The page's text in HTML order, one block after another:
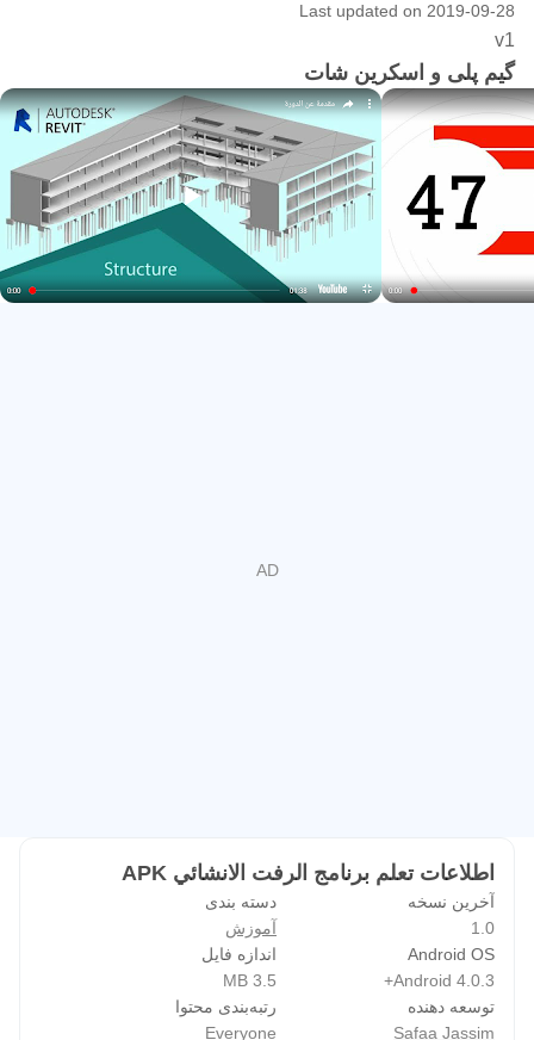
Last updated on 2019-09-28
v1
گیم پلی و اسکرین شات
اطلاعات تعلم برنامج الرفت الانشائي APK
آخرین نسخه
1.0
دسته بندی
آموزش
Android OS
Android 4.0.3+
اندازه فایل
3.5 MB
توسعه دهنده
Safaa Jassim
رتبه‌بندی محتوا
Everyone